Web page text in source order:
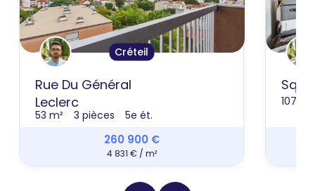
Créteil
Rue Du Général
Leclerc
53 m² 3 pièces 5e ét.
260 900 €
4 831 € / m²
107 m²